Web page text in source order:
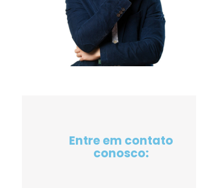
Entre em contato
conosco: